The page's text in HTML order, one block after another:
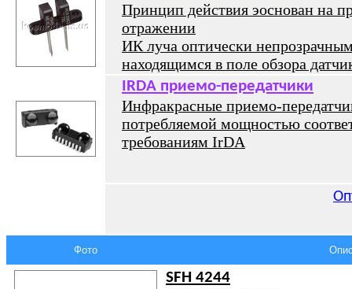
Принцип действия эоснован на
отражении
ИК луча оптически
находящимся в поле обзора
IRDA приемо-передатчики
Инфракрасные приемо-
потребляемой мощностью
требованиям IrDA
Фото
SFH 4244